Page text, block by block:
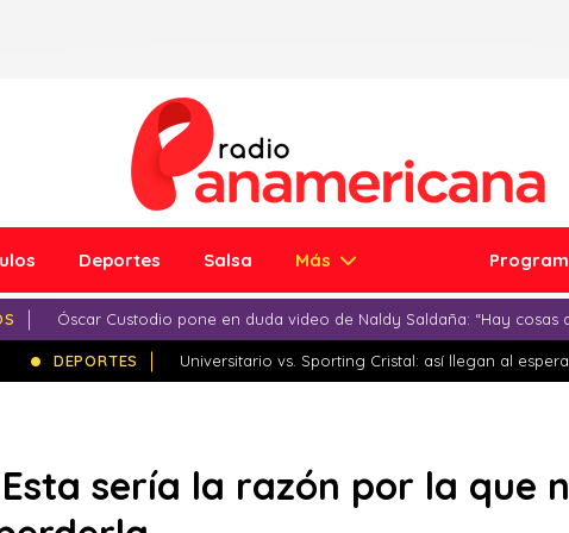
Deportes Salsa Más
Óscar Custodio pone en duda video de Naldy Saldaña: “Hay cosas
DEPORTES Universitario vs. Sporting Cristal: así llegan al
Esta sería la razón por la que